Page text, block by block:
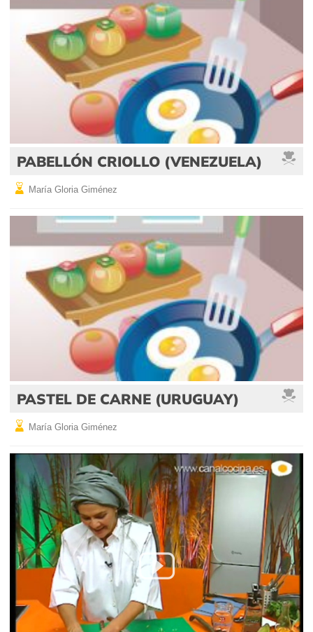
PABELLÓN CRIOLLO (VENEZUELA)
María Gloria Giménez
PASTEL DE CARNE (URUGUAY)
María Gloria Giménez